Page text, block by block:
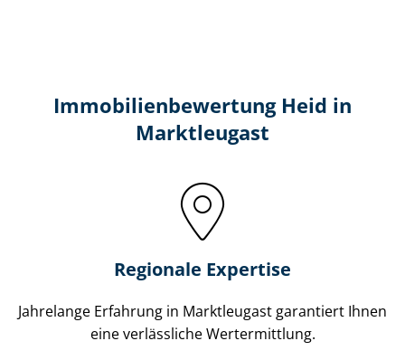
Immobilien­bewertung Heid in
Marktleugast
Regionale Expertise
Jahrelange Erfahrung in Marktleugast garantiert Ihnen
eine verlässliche Wertermittlung.